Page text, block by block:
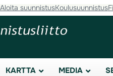
Aloita suunnistusKoulusuunnistus
KARTTA MEDIA